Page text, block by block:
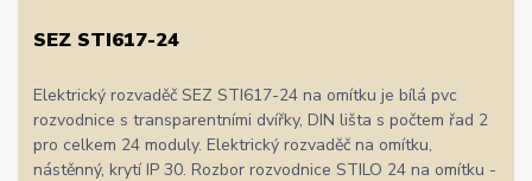
SEZ STI617-24
Elektrický rozvaděč SEZ STI617-24 na omítku je bílá pvc
rozvodnice s transparentními dvířky, DIN lišta s počtem řad 2
pro celkem 24 moduly. Elektrický rozvaděč na omítku,
nástěnný, krytí IP 30. Rozbor rozvodnice STILO 24 na omítku -